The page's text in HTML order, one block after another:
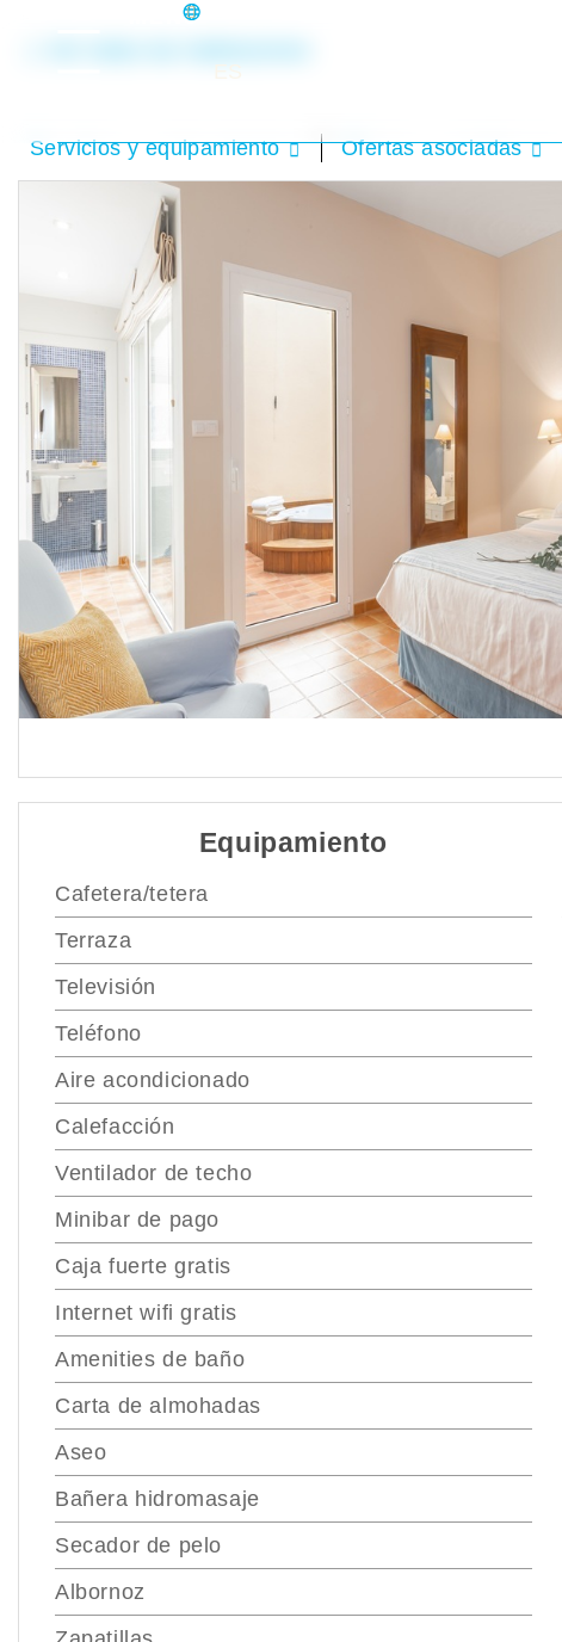
MENÚ
Servicios y equipamiento Ofertas asociadas
Equipamiento
Cafetera/tetera
Terraza
Televisión
Teléfono
Aire acondicionado
Calefacción
Ventilador de techo
Minibar de pago
Caja fuerte gratis
Internet wifi gratis
Amenities de baño
Carta de almohadas
Aseo
Bañera hidromasaje
Secador de pelo
Albornoz